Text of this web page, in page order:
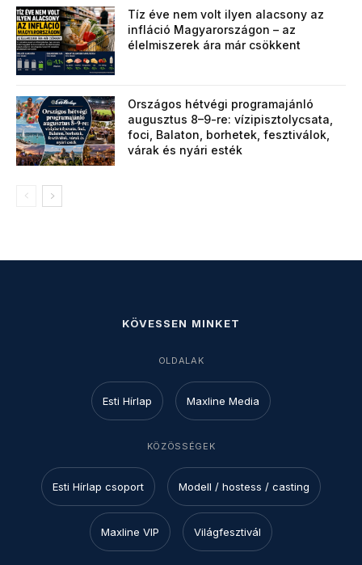
Tíz éve nem volt ilyen alacsony az
infláció Magyarországon – az
élelmiszerek ára már csökkent
Országos hétvégi programajánló
augusztus 8–9-re: vízipisztolycsata,
foci, Balaton, borhetek, fesztiválok,
várak és nyári esték
KÖVESSEN MINKET
OLDALAK
Esti Hírlap Maxline Media
KÖZÖSSÉGEK
Esti Hírlap csoport Modell / hostess / casting
Maxline VIP Világfesztivál